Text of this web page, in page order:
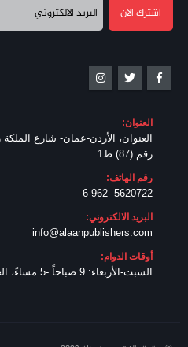
العنوان:
العنوان، الأردن-عمان- شارع
رقم (87) ط1
رقم الهاتف:
5620722 -6-962
البريد الالكتروني:
info@alaanpublishers.com
أوقات الدوام:
السبت-الأربعاء: 9 صباحاً -5 مساءً، الخميس: 9-صباحا-3 مساء.